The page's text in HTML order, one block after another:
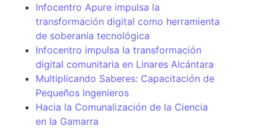
Infocentro Apure impulsa la
transformación digital como herramienta
de soberanía tecnológica
Infocentro impulsa la transformación
digital comunitaria en Linares Alcántara
Multiplicando Saberes: Capacitación de
Pequeños Ingenieros
Hacia la Comunalización de la Ciencia
en la Gamarra